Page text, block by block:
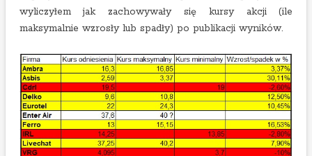
wyliczyłem jak zachowywały się kursy akcji (ile
maksymalnie wzrosły lub spadły) po publikacji wyników.